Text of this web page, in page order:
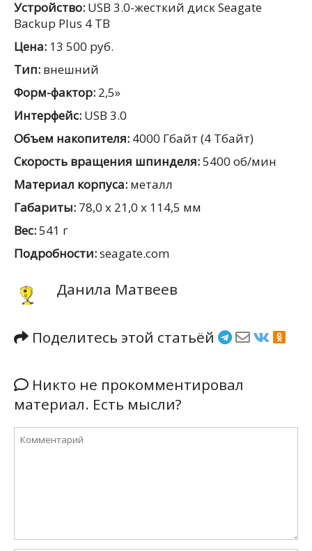
Устройство: USB 3.0-жесткий диск Seagate
Backup Plus 4 TB
Цена: 13 500 руб.
Тип: внешний
Форм-фактор: 2,5»
Интерфейс: USB 3.0
Объем накопителя: 4000 Гбайт (4 Тбайт)
Скорость вращения шпинделя:5400 об/мин
Материал корпуса: металл
Габариты: 78,0 x 21,0 x 114,5 мм
Вес:541 г
Подробности:seagate.com
Данила Матвеев
Поделитесь этой статьёй
Никто не прокомментировал
материал. Есть мысли?